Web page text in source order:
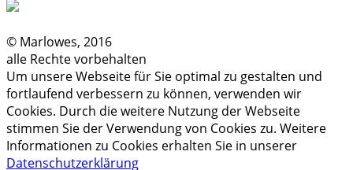
© Marlowes, 2016
alle Rechte vorbehalten
Um unsere Webseite für Sie optimal zu gestalten und
fortlaufend verbessern zu können, verwenden wir
Cookies. Durch die weitere Nutzung der Webseite
stimmen Sie der Verwendung von Cookies zu. Weitere
Informationen zu Cookies erhalten Sie in unserer
Datenschutzerklärung